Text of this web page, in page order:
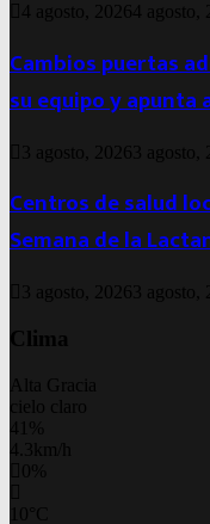
4 agosto, 20264 agosto,
Cambios puertas
su equipo y apunta
3 agosto, 2026 3 agosto,
Centros de salud
Semana de la
3 agosto, 2026 3 agosto,
Clima
Alta Gracia
cielo claro
41%
4.3km/h
0%
10 C